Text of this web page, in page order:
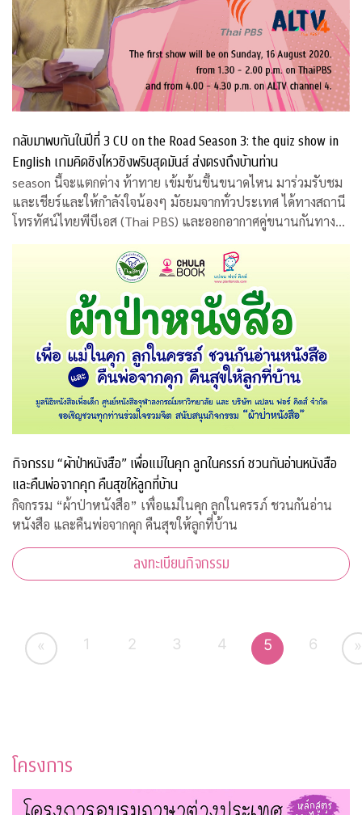
กลับมาพบกันในปีที่ 3 CU on the Road Season 3: the quiz show in
English เกมคิดชิงไหวชิงพริบสุดมันส์ ส่งตรงถึงบ้านท่าน
season นี้จะแตกต่าง ท้าทาย เข้มข้นขึ้นขนาดไหน มาร่วมรับชม
และเชียร์และให้กำลังใจน้องๆ มัธยมจากทั่วประเทศ ได้ทางสถานี
โทรทัศน์ไทยพีบีเอส (Thai PBS) และออกอากาศคู่ขนานกันทาง
สถานีโทรทัศน์เอแอลทีวี (ALTV)
กิจกรรม “ผ้าป่าหนังสือ” เพื่อแม่ในคุก ลูกในครรภ์ ชวนกันอ่านหนังสือ
และคืนพ่อจากคุก คืนสุขให้ลูกที่บ้าน
กิจกรรม “ผ้าป่าหนังสือ” เพื่อแม่ในคุก ลูกในครรภ์ ชวนกันอ่าน
หนังสือ และคืนพ่อจากคุก คืนสุขให้ลูกที่บ้าน
ลงทะเบียนกิจกรรม
« 1 2 3 4 5 6 »
โครงการ